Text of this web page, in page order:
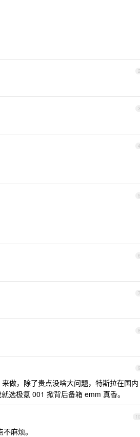
2
3
4
5
6
7
8
9
做，除了贵点没啥大问题，特斯拉在国内
选极氪 001 掀背后备箱 emm 真香。
10
麻烦。